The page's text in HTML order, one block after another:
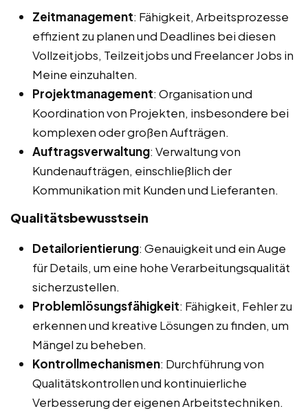
Zeitmanagement: Fähigkeit, Arbeitsprozesse
effizient zu planen und Deadlines bei diesen
Vollzeitjobs, Teilzeitjobs und Freelancer Jobs in
Meine einzuhalten.
Projektmanagement: Organisation und
Koordination von Projekten, insbesondere bei
komplexen oder großen Aufträgen.
Auftragsverwaltung: Verwaltung von
Kundenaufträgen, einschließlich der
Kommunikation mit Kunden und Lieferanten.
Qualitätsbewusstsein
Detailorientierung: Genauigkeit und ein Auge
für Details, um eine hohe Verarbeitungsqualität
sicherzustellen.
Problemlösungsfähigkeit: Fähigkeit, Fehler zu
erkennen und kreative Lösungen zu finden, um
Mängel zu beheben.
Kontrollmechanismen: Durchführung von
Qualitätskontrollen und kontinuierliche
Verbesserung der eigenen Arbeitstechniken.